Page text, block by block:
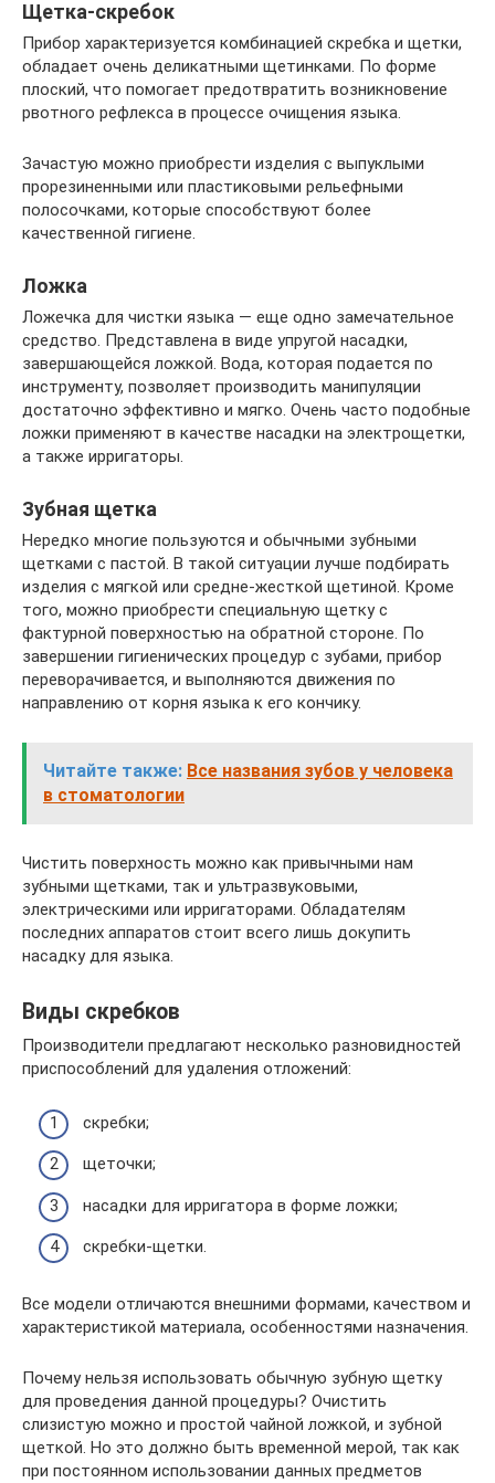
Щетка-скребок
Прибор характеризуется комбинацией скребка и щетки,
обладает очень деликатными щетинками. По форме
плоский, что помогает предотвратить возникновение
рвотного рефлекса в процессе очищения языка.
Зачастую можно приобрести изделия с выпуклыми
прорезиненными или пластиковыми рельефными
полосочками, которые способствуют более
качественной гигиене.
Ложка
Ложечка для чистки языка — еще одно замечательное
средство. Представлена в виде упругой насадки,
завершающейся ложкой. Вода, которая подается по
инструменту, позволяет производить манипуляции
достаточно эффективно и мягко. Очень часто подобные
ложки применяют в качестве насадки на электрощетки,
а также ирригаторы.
Зубная щетка
Нередко многие пользуются и обычными зубными
щетками с пастой. В такой ситуации лучше подбирать
изделия с мягкой или средне-жесткой щетиной. Кроме
того, можно приобрести специальную щетку с
фактурной поверхностью на обратной стороне. По
завершении гигиенических процедур с зубами, прибор
переворачивается, и выполняются движения по
направлению от корня языка к его кончику.
Читайте также: Все названия зубов у человека
в стоматологии
Чистить поверхность можно как привычными нам
зубными щетками, так и ультразвуковыми,
электрическими или ирригаторами. Обладателям
последних аппаратов стоит всего лишь докупить
насадку для языка.
Виды скребков
Производители предлагают несколько разновидностей
приспособлений для удаления отложений:
скребки;
щеточки;
насадки для ирригатора в форме ложки;
скребки-щетки.
Все модели отличаются внешними формами, качеством и
характеристикой материала, особенностями назначения.
Почему нельзя использовать обычную зубную щетку
для проведения данной процедуры? Очистить
слизистую можно и простой чайной ложкой, и зубной
щеткой. Но это должно быть временной мерой, так как
при постоянном использовании данных предметов